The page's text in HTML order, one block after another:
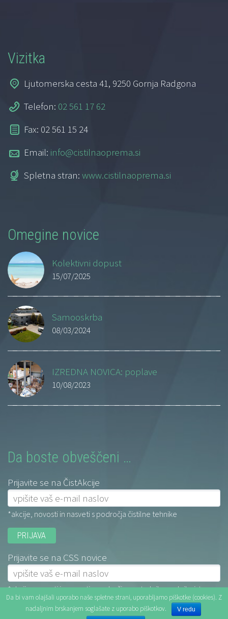
Vizitka
Ljutomerska cesta 41, 9250 Gornja Radgona
Telefon: 02 561 17 62
Fax: 02 561 15 24
Email: info@cistilnaoprema.si
Spletna stran: www.cistilnaoprema.si
Omegine novice
Kolektivni dopust
15/07/2025
Samooskrba
08/03/2024
IZREDNA NOVICA: poplave
10/08/2023
Da boste obveščeni …
Prijavite se na ČistAkcije
*akcije, novosti in nasveti s področja čistilne tehnike
Prijavite se na CSS novice
*akcije, novosti in nasveti s področja centralnih sesalnih sistemov
Da bi vam olajšali uporabo naše spletne strani, uporabljamo piškotke (cookies). Z
nadaljnim brskanjem soglašate z uporabo piškotkov.
V redu